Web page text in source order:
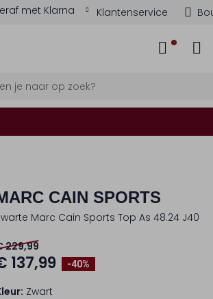
met Klarna Klantenservice
CAIN SPORTS
Marc Cain Sports Top As 48.24 J40
-40%
229,99
137,99
Zwart